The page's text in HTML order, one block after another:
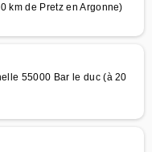
km de Pretz en Argonne)
55000 Bar le duc (à 20